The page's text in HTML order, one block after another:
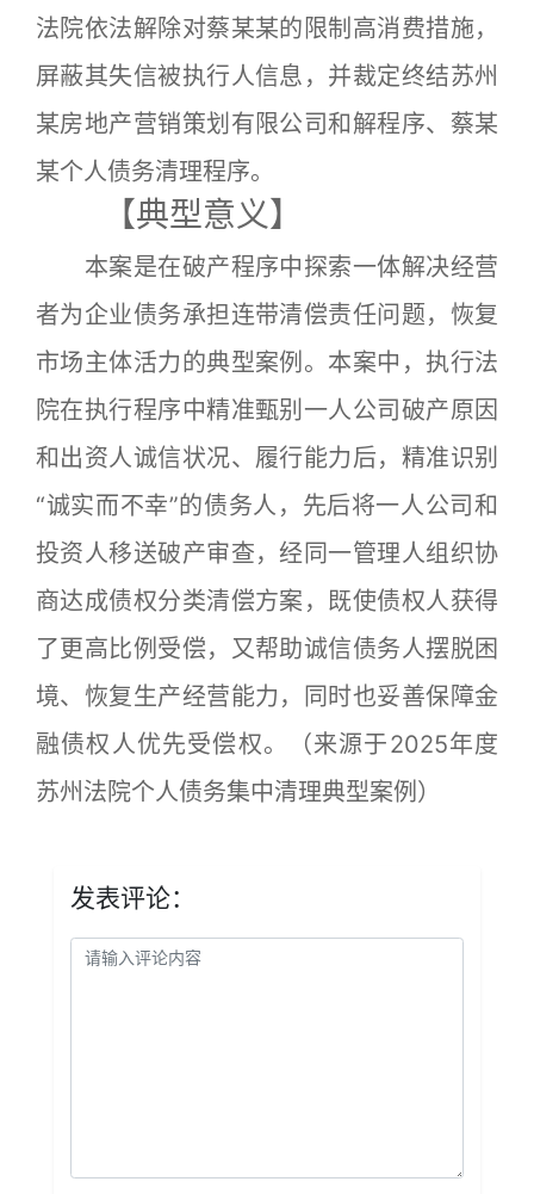
法院依法解除对蔡某某的限制高消费措施，
屏蔽其失信被执行人信息，并裁定终结苏州
某房地产营销策划有限公司和解程序、蔡某
某个人债务清理程序。
【典型意义】
本案是在破产程序中探索一体解决经营
者为企业债务承担连带清偿责任问题，恢复
市场主体活力的典型案例。本案中，执行法
院在执行程序中精准甄别一人公司破产原因
和出资人诚信状况、履行能力后，精准识别
“诚实而不幸”的债务人，先后将一人公司和
投资人移送破产审查，经同一管理人组织协
商达成债权分类清偿方案，既使债权人获得
了更高比例受偿，又帮助诚信债务人摆脱困
境、恢复生产经营能力，同时也妥善保障金
融债权人优先受偿权。（来源于2025年度
苏州法院个人债务集中清理典型案例）
发表评论：